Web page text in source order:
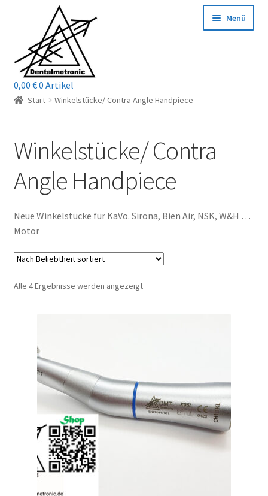
Navigation
springen
springen
Menü
Home
Mein Konto / Login
Kontakt
Reparaturservice
Wichtige Infos
Unsere Firma
Stellenangebote
0,00 €0 Artikel
Start Winkelstücke/ Contra Angle Handpiece
Winkelstücke/ Contra
Angle Handpiece
Neue Winkelstücke für KaVo. Sirona, Bien Air, NSK, W&H …
Motor
Alle 4 Ergebnisse werden angezeigtNach